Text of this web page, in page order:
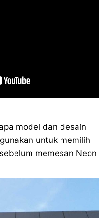
model dan desain
untuk memilih
memesan Neon